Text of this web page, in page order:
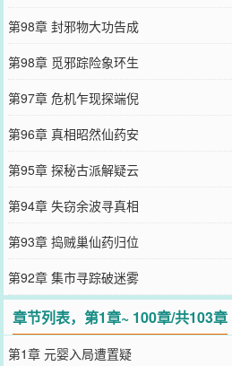
第98章 封邪物大功告成
第98章 觅邪踪险象环生
第97章 危机乍现探端倪
第96章 真相昭然仙药安
第95章 探秘古派解疑云
第94章 失窃余波寻真相
第93章 捣贼巢仙药归位
第92章 集市寻踪破迷雾
章节列表，第1章~ 100章/共103章
第1章 元婴入局遭置疑